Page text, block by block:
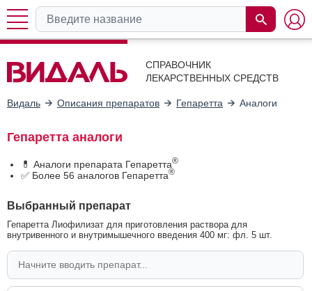
СПРАВОЧНИК
ЛЕКАРСТВЕННЫХ СРЕДСТВ
Видаль Описания препаратов Гепаретта Аналоги
Гепаретта аналоги
💊 Аналоги препарата Гепаретта®
✅ Более 56 аналогов Гепаретта®
Выбранный препарат
Гепаретта Лиофилизат для приготовления раствора для
внутривенного и внутримышечного введения 400 мг: фл. 5 шт.